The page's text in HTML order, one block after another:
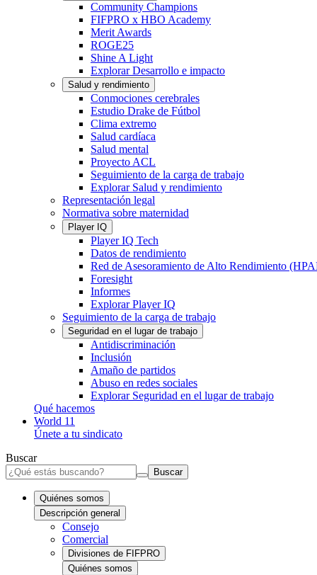
Community Champions
FIFPRO x HBO Academy
Merit Awards
ROGE25
Shine A Light
Explorar Desarrollo e impacto
Salud y rendimiento
Conmociones cerebrales
Estudio Drake de Fútbol
Clima extremo
Salud cardíaca
Salud mental
Proyecto ACL
Seguimiento de la carga de trabajo
Explorar Salud y rendimiento
Representación legal
Normativa sobre maternidad
Player IQ
Player IQ Tech
Datos de rendimiento
Red de Asesoramiento de Alto Rendimiento
Foresight
Informes
Explorar Player IQ
Seguimiento de la carga de trabajo
Seguridad en el lugar de trabajo
Antidiscriminación
Inclusión
Amaño de partidos
Abuso en redes sociales
Explorar Seguridad en el lugar de trabajo
Qué hacemos
World 11
Únete a tu sindicato
Buscar
Buscar
Quiénes somos
Descripción general
Consejo
Comercial
Divisiones de FIFPRO
Quiénes somos